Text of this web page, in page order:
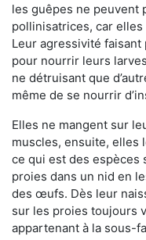
les guêpes ne peuvent
pollinisatrices, car
Leur agressivité
pour nourrir leurs
ne détruisant que
même de se nourrir
Elles ne mangent sur
muscles, ensuite, elles
ce qui est des espèces
proies dans un nid en
des œufs. Dès leur
sur les proies toujours
appartenant à la sous-